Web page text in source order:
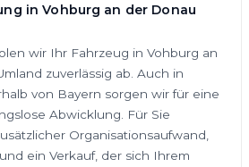
in Vohburg an der Donau
wir Ihr Fahrzeug in Vohburg an
zuverlässig ab. Auch in
von Bayern sorgen wir für eine
Abwicklung. Für Sie
Organisationsaufwand,
ein Verkauf, der sich Ihrem